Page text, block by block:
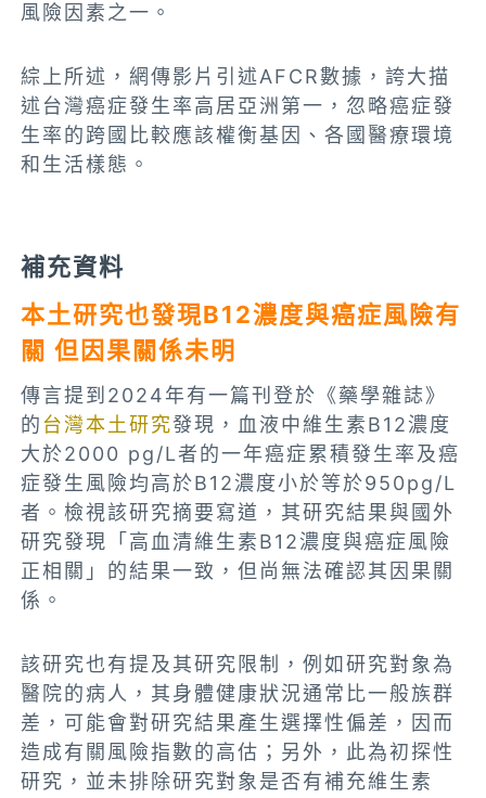
風險因素之一。
綜上所述，網傳影片引述AFCR數據，誇大描
述台灣癌症發生率高居亞洲第一，忽略癌症發
生率的跨國比較應該權衡基因、各國醫療環境
和生活樣態。
補充資料
本土研究也發現B12濃度與癌症風險有
關 但因果關係未明
傳言提到2024年有一篇刊登於《藥學雜誌》
的 台灣本土研究發現，血液中維生素B12濃度
大於2000 pg/L者的一年癌症累積發生率及癌
症發生風險均高於B12濃度小於等於950pg/L
者。檢視該研究摘要寫道，其研究結果與國外
研究發現「高血清維生素B12濃度與癌症風險
正相關」的結果一致，但尚無法確認其因果關
係。
該研究也有提及其研究限制，例如研究對象為
醫院的病人，其身體健康狀況通常比一般族群
差，可能會對研究結果產生選擇性偏差，因而
造成有關風險指數的高估；另外，此為初探性
研究，並未排除研究對象是否有補充維生素